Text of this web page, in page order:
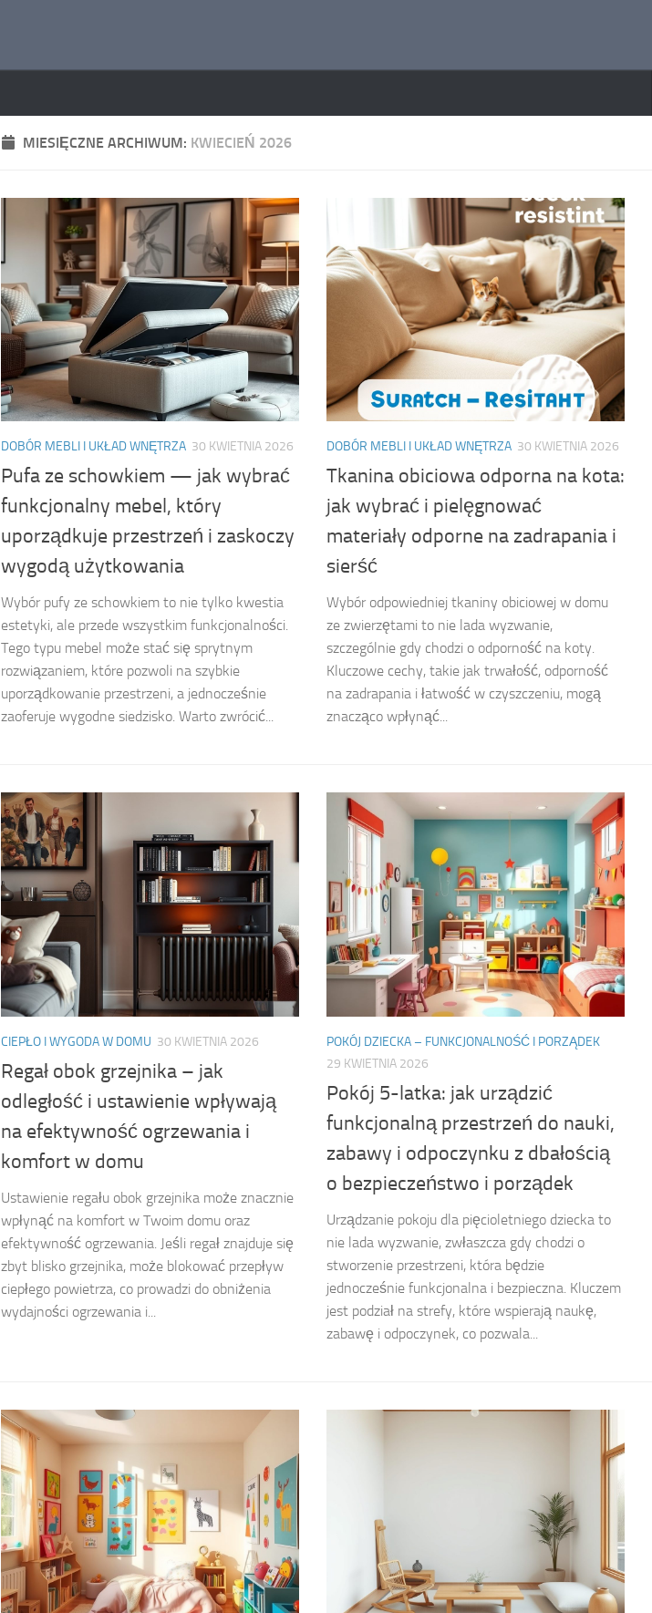
MIESIĘCZNE ARCHIWUM: KWIECIEŃ 2026
DOBÓR MEBLI I UKŁAD WNĘTRZA 30 KWIETNIA 2026
Pufa ze schowkiem — jak wybrać
funkcjonalny mebel, który
uporządkuje przestrzeń i zaskoczy
wygodą użytkowania
Wybór pufy ze schowkiem to nie tylko kwestia
estetyki, ale przede wszystkim funkcjonalności.
Tego typu mebel może stać się sprytnym
rozwiązaniem, które pozwoli na szybkie
uporządkowanie przestrzeni, a jednocześnie
zaoferuje wygodne siedzisko. Warto zwrócić...
DOBÓR MEBLI I UKŁAD WNĘTRZA 30 KWIETNIA 2026
Tkanina obiciowa odporna na kota:
jak wybrać i pielęgnować
materiały odporne na zadrapania i
sierść
Wybór odpowiedniej tkaniny obiciowej w domu
ze zwierzętami to nie lada wyzwanie,
szczególnie gdy chodzi o odporność na koty.
Kluczowe cechy, takie jak trwałość, odporność
na zadrapania i łatwość w czyszczeniu, mogą
znacząco wpłynąć...
CIEPŁO I WYGODA W DOMU 30 KWIETNIA 2026
Regał obok grzejnika – jak
odległość i ustawienie wpływają
na efektywność ogrzewania i
komfort w domu
Ustawienie regału obok grzejnika może znacznie
wpłynąć na komfort w Twoim domu oraz
efektywność ogrzewania. Jeśli regał znajduje się
zbyt blisko grzejnika, może blokować przepływ
ciepłego powietrza, co prowadzi do obniżenia
wydajności ogrzewania i...
POKÓJ DZIECKA – FUNKCJONALNOŚĆ I PORZĄDEK
29 KWIETNIA 2026
Pokój 5-latka: jak urządzić
funkcjonalną przestrzeń do nauki,
zabawy i odpoczynku z dbałością
o bezpieczeństwo i porządek
Urządzanie pokoju dla pięcioletniego dziecka to
nie lada wyzwanie, zwłaszcza gdy chodzi o
stworzenie przestrzeni, która będzie
jednocześnie funkcjonalna i bezpieczna. Kluczem
jest podział na strefy, które wspierają naukę,
zabawę i odpoczynek, co pozwala...